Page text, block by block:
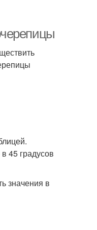
45 градусов
значения в